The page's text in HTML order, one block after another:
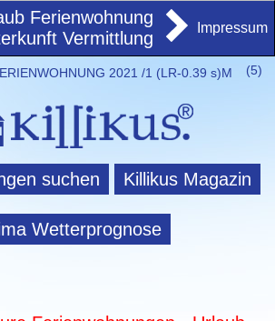
Ferienwohnung
Vermittlung
Impressum
(5)
2021 /1 (LR-0.39 s)M
suchen Killikus Magazin
Wetterprognose